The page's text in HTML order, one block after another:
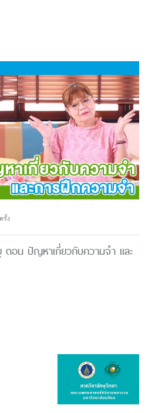
รั้ง
ตอน ปัญหาเกี่ยวกับความจำ และ